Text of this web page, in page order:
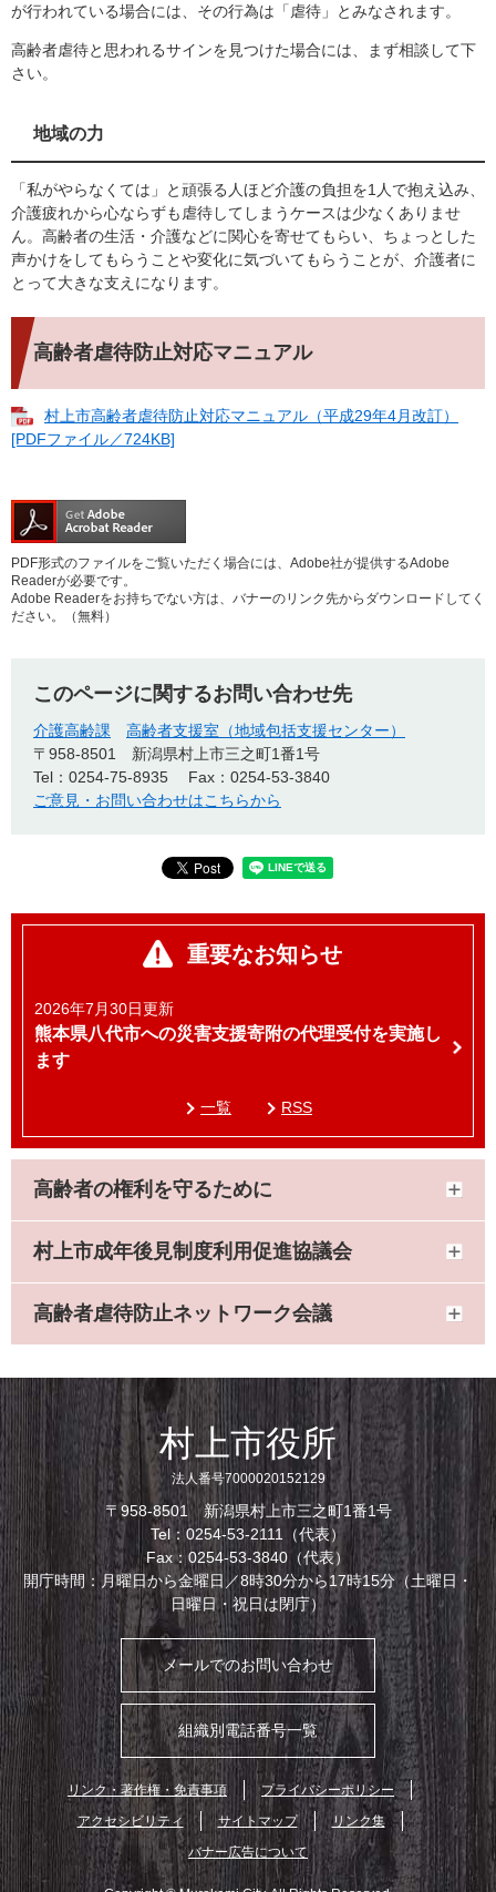
が行われている場合には、その行為は「虐待」とみなされます。
高齢者虐待と思われるサインを見つけた場合には、まず相談して下
さい。
地域の力
「私がやらなくては」と頑張る人ほど介護の負担を1人で抱え込み、
介護疲れから心ならずも虐待してしまうケースは少なくありませ
ん。高齢者の生活・介護などに関心を寄せてもらい、ちょっとした
声かけをしてもらうことや変化に気づいてもらうことが、介護者に
とって大きな支えになります。
高齢者虐待防止対応マニュアル
村上市高齢者虐待防止対応マニュアル（平成29年4月改訂）
[PDFファイル／724KB]
PDF形式のファイルをご覧いただく場合には、Adobe社が提供するAdobe
Readerが必要です。
Adobe Readerをお持ちでない方は、バナーのリンク先からダウンロードしてく
ださい。（無料）
このページに関するお問い合わせ先
介護高齢課
高齢者支援室（地域包括支援センター）
〒958-8501
新潟県村上市三之町1番1号
Tel：0254-75-8935
Fax：0254-53-3840
ご意見・お問い合わせはこちらから
重要なお知らせ
2026年7月30日更新
熊本県八代市への災害支援寄附の代理受付を実施し
ます
一覧 RSS
高齢者の権利を守るために
村上市成年後見制度利用促進協議会
高齢者虐待防止ネットワーク会議
村上市役所
法人番号7000020152129
〒958-8501 新潟県村上市三之町1番1号
Tel：0254-53-2111（代表）
Fax：0254-53-3840（代表）
開庁時間：月曜日から金曜日／8時30分から17時15分（土曜日・
日曜日・祝日は閉庁）
メールでのお問い合わせ
組織別電話番号一覧
リンク・著作権・免責事項
プライバシーポリシー
アクセシビリティ
サイトマップ
リンク集
バナー広告について